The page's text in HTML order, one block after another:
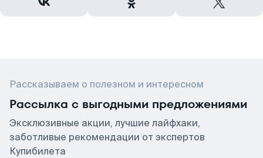
Рассказываем о полезном и интересном
Рассылка с выгодными предложениями
Эксклюзивные акции, лучшие лайфхаки,
заботливые рекомендации от экспертов
Купибилета